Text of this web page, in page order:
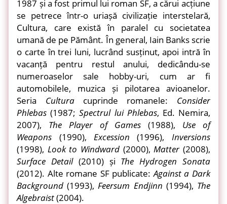
1987 și a fost primul lui roman SF, a cărui acțiune
se petrece într-o uriașă civilizație interstelară,
Cultura, care există în paralel cu societatea
umană de pe Pământ. În general, Iain Banks scrie
o carte în trei luni, lucrând susținut, apoi intră în
vacanță pentru restul anului, dedicându-se
numeroaselor sale hobby-uri, cum ar fi
automobilele, muzica și pilotarea avioanelor.
Seria Culturacuprinde romanele: Consider
Phlebas (1987;Spectrul lui Phlebas, Ed. Nemira,
2007), The Player of Games(1988), Use of
Weapons (1990), Excession (1996), Inversions
(1998), Look to Windward (2000),Matter(2008),
Surface Detail(2010) și The Hydrogen Sonata
(2012). Alte romane SF publicate:Against a Dark
Background (1993),Feersum Endjinn (1994), The
Algebraist(2004).